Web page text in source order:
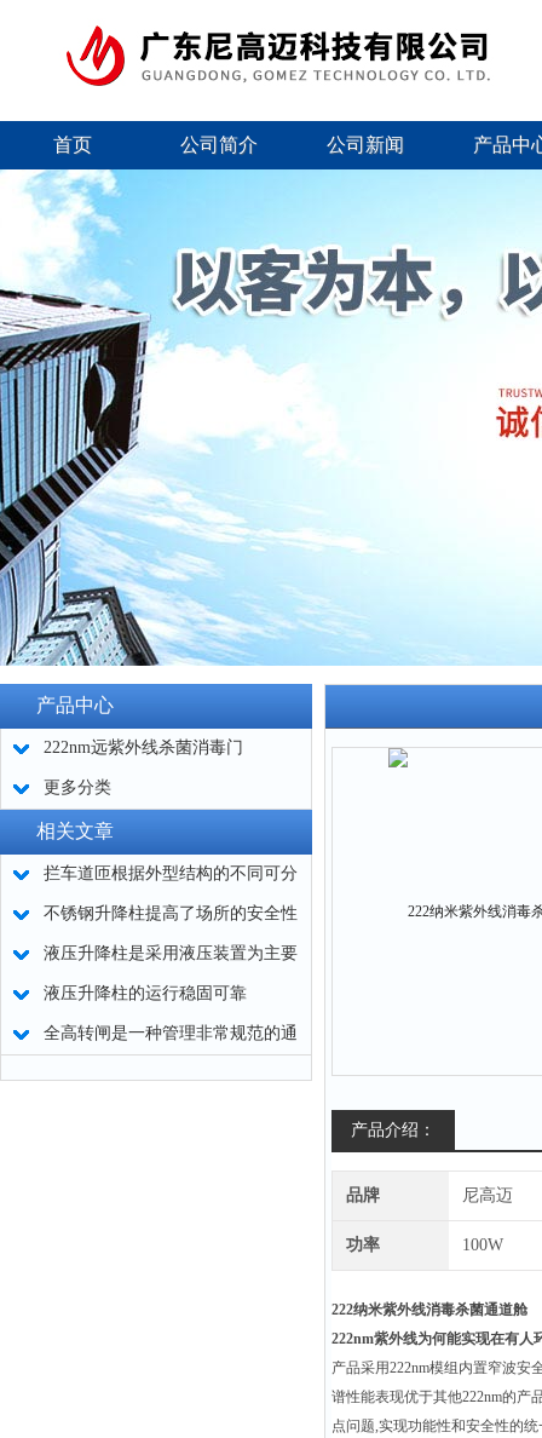
首页 公司简介 公司新闻 产品中
产品中心
222nm远紫外线杀菌消毒门
更多分类
相关文章
拦车道匝根据外型结构的不同可分
为什么
不锈钢升降柱提高了场所的安全性
液压升降柱是采用液压装置为主要
驱动机件的设备
液压升降柱的运行稳固可靠
全高转闸是一种管理非常规范的通
产品介绍：
品牌 尼高迈
功率 100W
222纳米紫外线消毒杀菌通道舱
222nm紫外线为何能实现在有人
产品采用222nm模组内置窄波安
谱性能表现优于其他222nm的产
点问题,实现功能性和安全性的